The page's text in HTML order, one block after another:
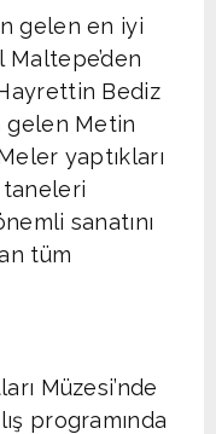
gelen en iyi
Bediz
gelen Metin
yaptıkları
taneleri
sanatını
tüm
Müzesi’nde
programında